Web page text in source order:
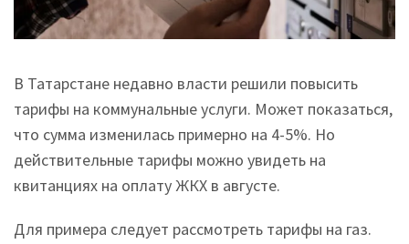
В Татарстане недавно власти решили повысить
тарифы на коммунальные услуги. Может показаться,
что сумма изменилась примерно на 4-5%. Но
действительные тарифы можно увидеть на
квитанциях на оплату ЖКХ в августе.
Для примера следует рассмотреть тарифы на газ.